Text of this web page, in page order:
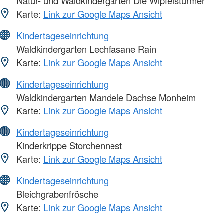
Karte: Link zur Google Maps Ansicht
Kindertageseinrichtung
Waldkindergarten Lechfasane Rain
Karte: Link zur Google Maps Ansicht
Kindertageseinrichtung
Waldkindergarten Mandele Dachse Monheim
Karte: Link zur Google Maps Ansicht
Kindertageseinrichtung
Kinderkrippe Storchennest
Karte: Link zur Google Maps Ansicht
Kindertageseinrichtung
Bleichgrabenfrösche
Karte: Link zur Google Maps Ansicht